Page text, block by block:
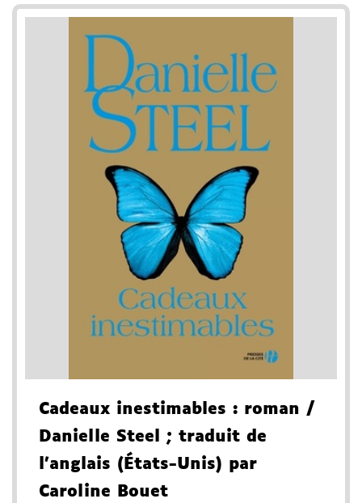
Cadeaux inestimables : roman /
Danielle Steel
; traduit de
l'anglais (États-Unis) par
Caroline Bouet